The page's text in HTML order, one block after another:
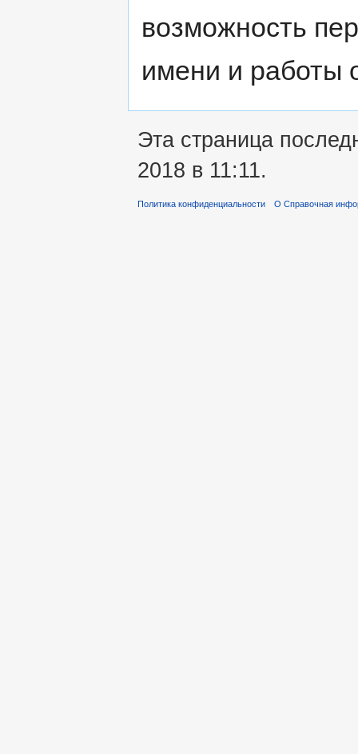
возможность
имени и работы
Эта страница
2018 в 11:11.
Политика конфиденциальности О Справочная